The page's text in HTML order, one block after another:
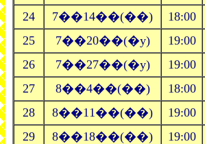
24
7��14��(��) 18:00
25
7��20��(�y) 19:00
26
7��27��(�y) 19:00
27
8��4��(��) 18:00
28
8��11��(��) 19:00
29
8��18��(��) 19:00